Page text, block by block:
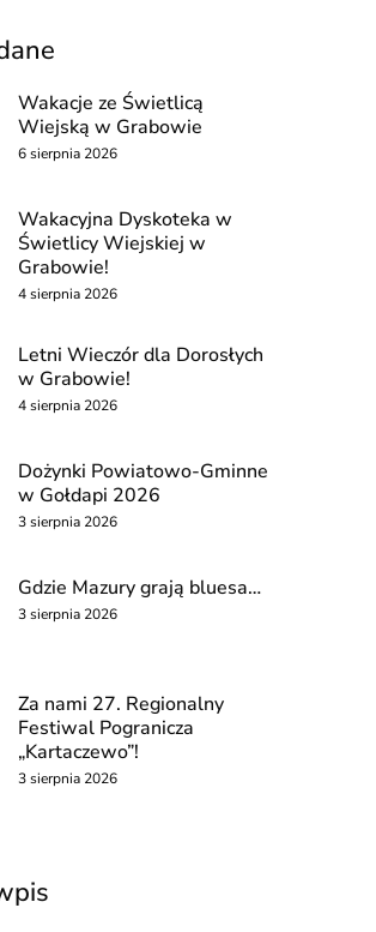
Wakacje ze Świetlicą
Wiejską w Grabowie
6 sierpnia 2026
Wakacyjna Dyskoteka w
Świetlicy Wiejskiej w
Grabowie!
4 sierpnia 2026
Letni Wieczór dla Dorosłych
w Grabowie!
4 sierpnia 2026
Dożynki Powiatowo-Gminne
w Gołdapi 2026
3 sierpnia 2026
Gdzie Mazury grają bluesa…
3 sierpnia 2026
Za nami 27. Regionalny
Festiwal Pogranicza
„Kartaczewo”!
3 sierpnia 2026